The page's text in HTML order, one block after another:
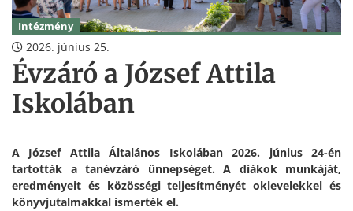
Intézmény
2026. június 25.
Évzáró a József Attila
Iskolában
A József Attila Általános Iskolában 2026. június 24-én
tartották a tanévzáró ünnepséget. A diákok munkáját,
eredményeit és közösségi teljesítményét oklevelekkel és
könyvjutalmakkal ismerték el.